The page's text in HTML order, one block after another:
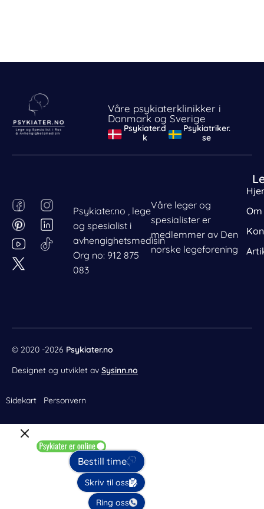
Våre psykiaterklinikker i
Danmark og Sverige
Psykiater.d
k
Psykiatriker.
se
Psykiater.no , lege
og spesialist i
avhengighetsmedisin
Org no: 912 875
083
Våre leger og
spesialister er
medlemmer av Den
norske legeforening
F
a
c
e
b
o
I
n
s
t
P
i
n
t
e
r
L
i
n
k
© 2020 -2026 Psykiater.no
Designet og utviklet av Sysinn.no
Sidekart Personvern
Bestill time
Skriv til oss
Ring oss